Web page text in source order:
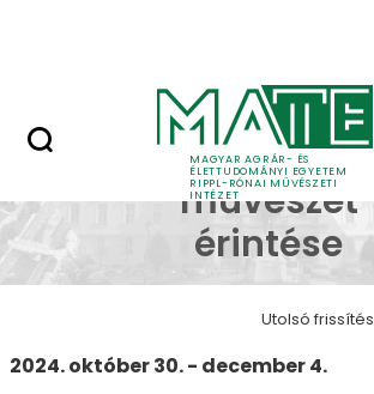
MAGYAR AGRÁR- ÉS
ÉLETTUDOMÁNYI EGYETEM
RIPPL-RÓNAI MŰVÉSZETI
INTÉZET
A művészet
A
művészet
érintése
Utolsó
2024. október 30. - december 4.